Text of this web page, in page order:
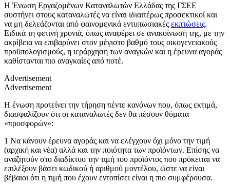
Η Ένωση Εργαζομένων Καταναλωτών Ελλάδας της ΓΣΕΕ
συστήνει στους καταναλωτές να είναι ιδιαιτέρως προσεκτικοί και
να μη δελεάζονται από φαινομενικά εντυπωσιακές εκπτώσεις.
Ειδικά τη φετινή χρονιά, όπως αναφέρει σε ανακοίνωσή της, με την
ακρίβεια να επιβαρύνει στον μέγιστο βαθμό τους οικογενειακούς
προϋπολογισμούς, η ιεράρχηση των αναγκών και η έρευνα αγοράς
καθίστανται πιο αναγκαίες από ποτέ.
Advertisement
Advertisement
Η ένωση προτείνει την τήρηση πέντε κανόνων που, όπως εκτιμά,
διασφαλίζουν ότι οι καταναλωτές δεν θα πέσουν θύματα
«προσφορών»:
1 Να κάνουν έρευνα αγοράς και να ελέγχουν όχι μόνο την τιμή
(αρχική και νέα) αλλά και την ποιότητα των προϊόντων. Επίσης να
αναζητούν στο διαδίκτυο την τιμή του προϊόντος που πρόκειται να
επιλέξουν βάσει κωδικού ή αριθμού μοντέλου, ώστε να είναι
βέβαιοι ότι η τιμή που έχουν εντοπίσει είναι η πιο συμφέρουσα.